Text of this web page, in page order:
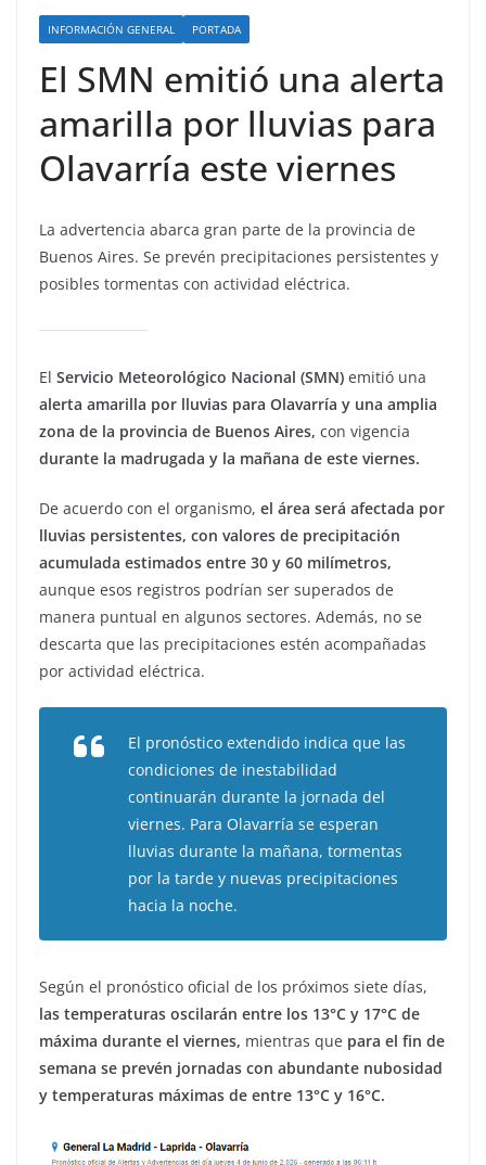
INFORMACIÓN GENERAL PORTADA
El SMN emitió una alerta
amarilla por lluvias para
Olavarría este viernes
La advertencia abarca gran parte de la provincia de
Buenos Aires. Se prevén precipitaciones persistentes y
posibles tormentas con actividad eléctrica.
El Servicio Meteorológico Nacional (SMN) emitió una
alerta amarilla por lluvias para Olavarría y una amplia
zona de la provincia de Buenos Aires, con vigencia
durante la madrugada y la mañana de este viernes.
De acuerdo con el organismo, el área será afectada por
lluvias persistentes, con valores de precipitación
acumulada estimados entre 30 y 60 milímetros,
aunque esos registros podrían ser superados de
manera puntual en algunos sectores. Además, no se
descarta que las precipitaciones estén acompañadas
por actividad eléctrica.
El pronóstico extendido indica que las
condiciones de inestabilidad
continuarán durante la jornada del
viernes. Para Olavarría se esperan
lluvias durante la mañana, tormentas
por la tarde y nuevas precipitaciones
hacia la noche.
Según el pronóstico oficial de los próximos siete días,
las temperaturas oscilarán entre los 13°C y 17°C de
máxima durante el viernes, mientras que para el fin de
semana se prevén jornadas con abundante nubosidad
y temperaturas máximas de entre 13°C y 16°C.